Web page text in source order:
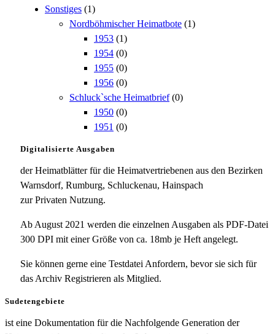
Sonstiges (1)
Nordböhmischer Heimatbote (1)
1953 (1)
1954 (0)
1955 (0)
1956 (0)
Schluck`sche Heimatbrief (0)
1950 (0)
1951 (0)
Digitalisierte Ausgaben
der Heimatblätter für die Heimatvertriebenen aus den Bezirken
Warnsdorf, Rumburg, Schluckenau, Hainspach
zur Privaten Nutzung.
Ab August 2021 werden die einzelnen Ausgaben als PDF-Datei
300 DPI mit einer Größe von ca. 18mb je Heft angelegt.
Sie können gerne eine Testdatei Anfordern, bevor sie sich für
das Archiv Registrieren als Mitglied.
Sudetengebiete
ist eine Dokumentation für die Nachfolgende Generation der